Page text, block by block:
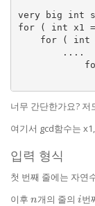
very big int
for ( int x1 =
너무 간단한가요? 저
여기서 gcd함수는
입력 형식
첫 번째 줄에는 자연
이후 n
n개의 줄의 ii번